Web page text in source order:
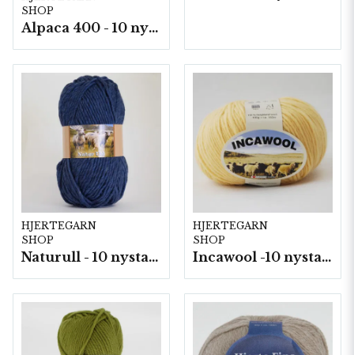
SHOP
Alpaca 400 - 10 nystan a50 g./fp.
HJERTEGARN
SHOP
Naturull - 10 nystan a100 g./fp.
HJERTEGARN
SHOP
Incawool -10 nystan a100g./fp.